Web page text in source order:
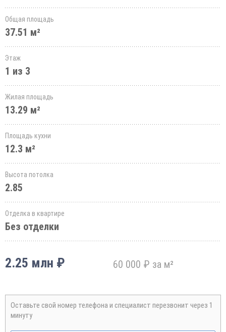
Общая площадь
37.51 м²
Этаж
1 из 3
Жилая площадь
13.29 м²
Площадь кухни
12.3 м²
Высота потолка
2.85
Отделка в квартире
Без отделки
2.25 млн ₽ 60 000 ₽ за м²
Оставьте свой номер телефона и специалист перезвонит через 1
минуту